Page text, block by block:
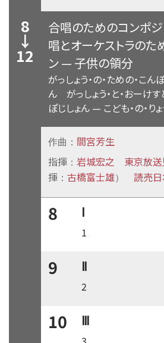
8
↓
12
合唱のためのコンポ
唱とオーケストラのた
ン— 子供の領分
がっしょう・の・ための・こ
ん がっしょう・と・おーけす
ぽじしょん — こども・の・り
作曲： 間宮芳生
指揮 ： 岩城宏之 東京放
揮 ： 古橋富士雄） 読売
8
1
9
2
10